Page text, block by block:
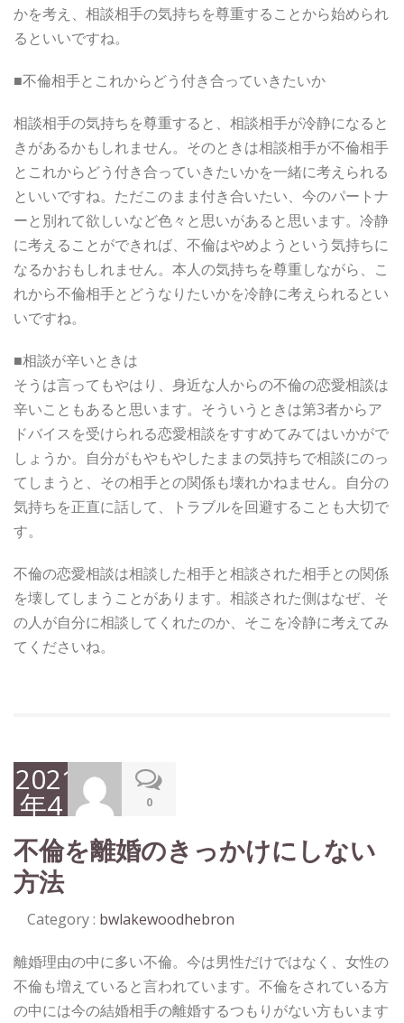
かを考え、相談相手の気持ちを尊重することから始められ
るといいですね。
■不倫相手とこれからどう付き合っていきたいか
相談相手の気持ちを尊重すると、相談相手が冷静になると
きがあるかもしれません。そのときは相談相手が不倫相手
とこれからどう付き合っていきたいかを一緒に考えられる
といいですね。ただこのまま付き合いたい、今のパートナ
ーと別れて欲しいなど色々と思いがあると思います。冷静
に考えることができれば、不倫はやめようという気持ちに
なるかおもしれません。本人の気持ちを尊重しながら、こ
れから不倫相手とどうなりたいかを冷静に考えられるとい
いですね。
■相談が辛いときは
そうは言ってもやはり、身近な人からの不倫の恋愛相談は
辛いこともあると思います。そういうときは第3者からア
ドバイスを受けられる恋愛相談をすすめてみてはいかがで
しょうか。自分がもやもやしたままの気持ちで相談にのっ
てしまうと、その相手との関係も壊れかねません。自分の
気持ちを正直に話して、トラブルを回避することも大切で
す。
不倫の恋愛相談は相談した相手と相談された相手との関係
を壊してしまうことがあります。相談された側はなぜ、そ
の人が自分に相談してくれたのか、そこを冷静に考えてみ
てくださいね。
2021
年4
月
12
日
0
不倫を離婚のきっかけにしない
方法
Category : bwlakewoodhebron
離婚理由の中に多い不倫。今は男性だけではなく、女性の
不倫も増えていると言われています。不倫をされている方
の中には今の結婚相手の離婚するつもりがない方もいます